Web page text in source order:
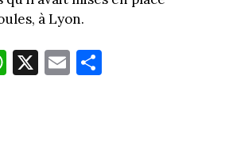
à Lyon.
W
ha
X E
m
Pa